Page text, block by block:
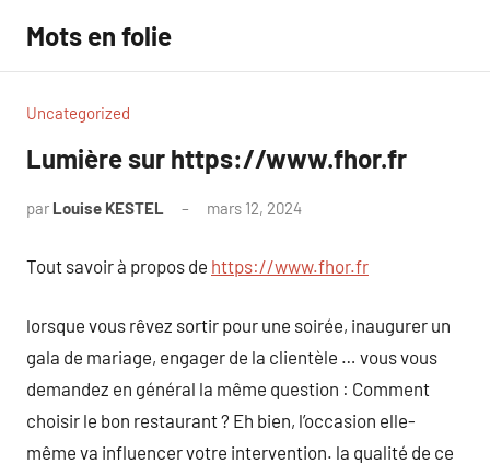
contenu
Mots en folie
Uncategorized
Lumière sur https://www.fhor.fr
par Louise KESTEL mars 12, 2024
Tout savoir à propos de https://www.fhor.fr
lorsque vous rêvez sortir pour une soirée, inaugurer un
gala de mariage, engager de la clientèle … vous vous
demandez en général la même question : Comment
choisir le bon restaurant ? Eh bien, l’occasion elle-
même va influencer votre intervention. la qualité de ce